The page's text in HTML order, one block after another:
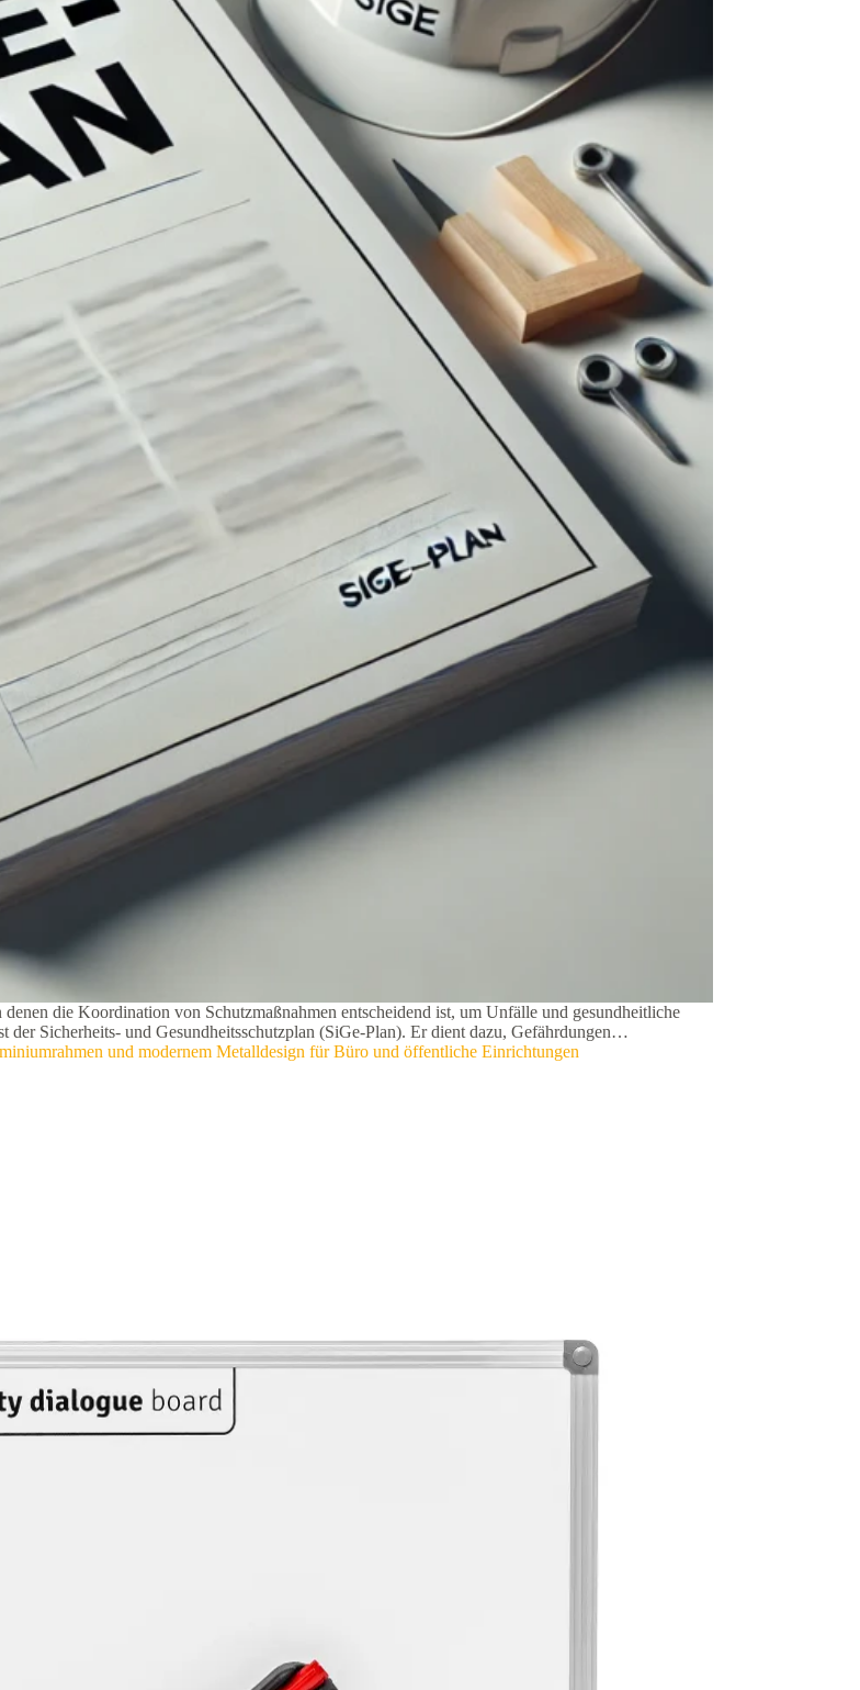
die Koordination von Schutzmaßnahmen entscheidend ist, um Unfälle und gesundheitliche
Sicherheits- und Gesundheitsschutzplan (SiGe-Plan). Er dient dazu, Gefährdungen…
und modernem Metalldesign für Büro und öffentliche Einrichtungen